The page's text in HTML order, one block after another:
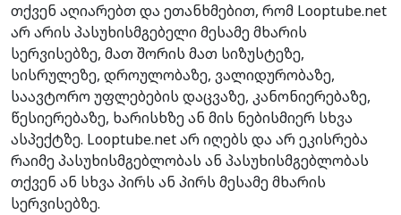
თქვენ აღიარებთ და ეთანხმებით, რომ Looptube.net
არ არის პასუხისმგებელი მესამე მხარის
სერვისებზე, მათ შორის მათ სიზუსტეზე,
სისრულეზე, დროულობაზე, ვალიდურობაზე,
საავტორო უფლებების დაცვაზე, კანონიერებაზე,
წესიერებაზე, ხარისხზე ან მის ნებისმიერ სხვა
ასპექტზე. Looptube.net არ იღებს და არ ეკისრება
რაიმე პასუხისმგებლობას ან პასუხისმგებლობას
თქვენ ან სხვა პირს ან პირს მესამე მხარის
სერვისებზე.